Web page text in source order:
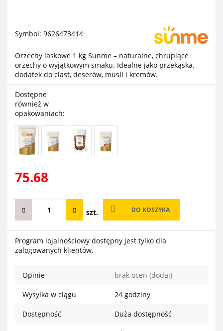
Symbol: 9626473414
Orzechy laskowe 1 kg Sunme – naturalne, chrupiące
orzechy o wyjątkowym smaku. Idealne jako przekąska,
dodatek do ciast, deserów, musli i kremów.
Dostępne
również w
opakowaniach:
75.68
szt. DO KOSZYKA
Program lojalnościowy dostępny jest tylko dla
zalogowanych klientów.
Opinie brak ocen (dodaj)
Wysyłka w ciągu 24 godziny
Dostępność Duża dostępność